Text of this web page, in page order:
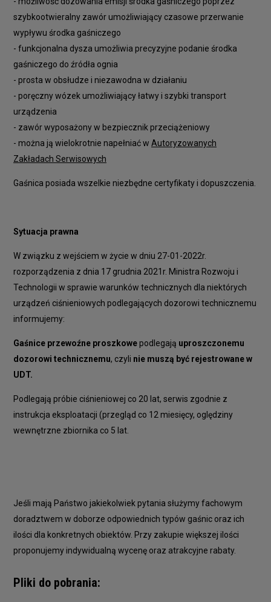
szybkootwieralny zawór umożliwiający czasowe przerwanie
wypływu środka gaśniczego
- funkcjonalna dysza umożliwia precyzyjne podanie środka
gaśniczego do źródła ognia
- prosta w obsłudze i niezawodna w działaniu
- poręczny wózek umożliwiający łatwy i szybki transport
urządzenia
- zawór wyposażony w bezpiecznik przeciążeniowy
- można ją wielokrotnie napełniać w Autoryzowanych
Zakładach Serwisowych
Gaśnica posiada wszelkie niezbędne certyfikaty i dopuszczenia.
Sytuacja prawna
W związku z wejściem w życie w dniu 27-01-2022r.
rozporządzenia z dnia 17 grudnia 2021r. Ministra Rozwoju i
Technologii w sprawie warunków technicznych dla niektórych
urządzeń ciśnieniowych podlegających dozorowi technicznemu
informujemy:
Gaśnice przewoźne proszkowepodlegają uproszczonemu
dozorowi technicznemu, czyli nie muszą być rejestrowane w
UDT.
Podlegają próbie ciśnieniowej co 20 lat, serwis zgodnie z
instrukcja eksploatacji (przegląd co 12 miesięcy, oględziny
wewnętrzne zbiornika co 5 lat.
Jeśli mają Państwo jakiekolwiek pytania służymy fachowym
doradztwem w doborze odpowiednich typów gaśnic oraz ich
ilości dla konkretnych obiektów. Przy zakupie większej ilości
proponujemy indywidualną wycenę oraz atrakcyjne rabaty.
Pliki do pobrania: